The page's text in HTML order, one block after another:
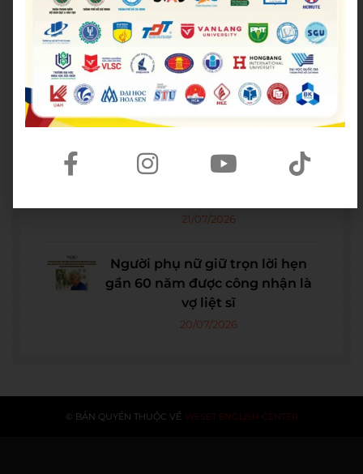
04/08/2026
The Odyssey lập kỷ lục doanh
thu mở màn trong sự nghiệp
Christopher Nolan
WE SHARE: Ước mơ lớn từ một
góc học tập nhỏ của nữ sinh
21/07/2026
Người phụ nữ giữ trọn lời hẹn
gần 60 năm được công nhận là
vợ liệt sĩ
20/07/2026
© BẢN QUYỀN THUỘC VỀ WESET ENGLISH CENTER